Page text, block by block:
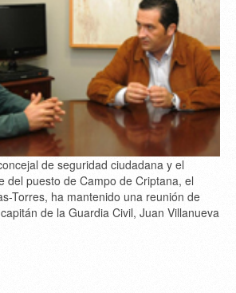
de seguridad ciudadana y el
del puesto de Campo de Criptana, el
Torres, ha mantenido una reunión de
de la Guardia Civil, Juan Villanueva